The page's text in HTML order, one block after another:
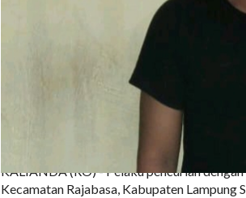
KALIANDA (RO) - Pelaku pencurian
Kecamatan Rajabasa, Kabupaten Lampung